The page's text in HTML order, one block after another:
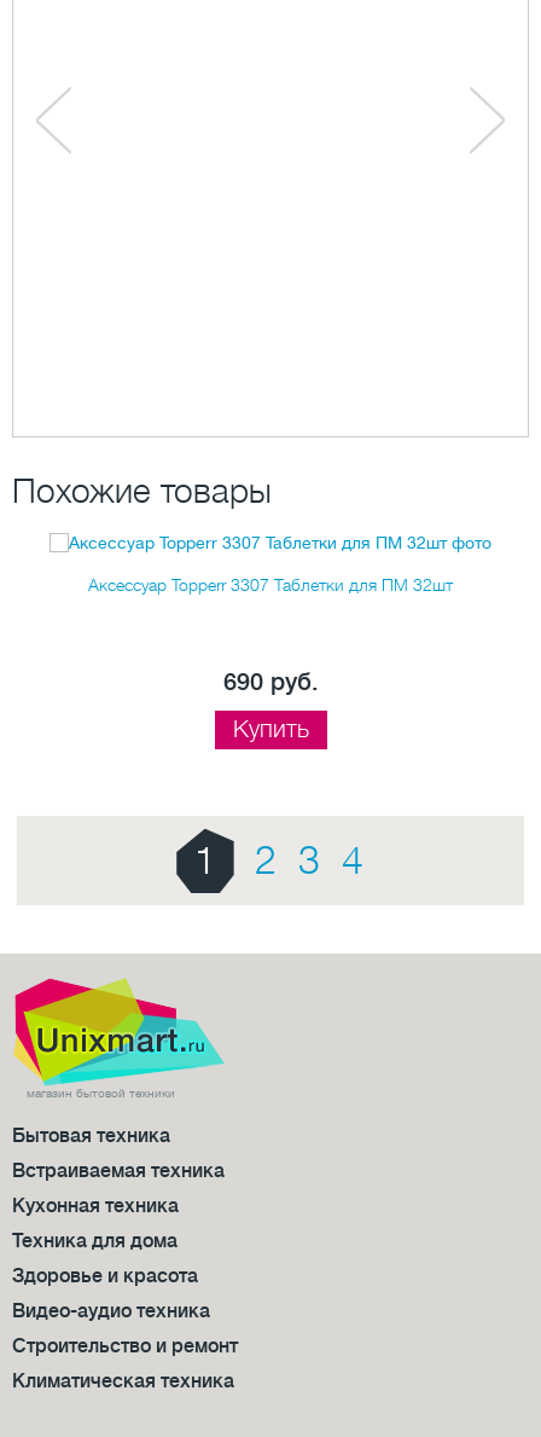
Похожие товары
Аксессуар Topperr 3307 Таблетки для ПМ 32шт
690 руб.
Купить
1 2 3 4
магазин бытовой техники
Бытовая техника
Встраиваемая техника
Кухонная техника
Техника для дома
Здоровье и красота
Видео-аудио техника
Строительство и ремонт
Климатическая техника